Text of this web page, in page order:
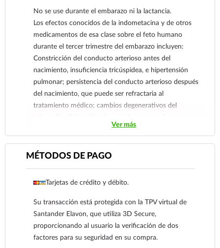
gastrointestinal recurrente. Personas que manejen
maquinaria y/o en padecimientos psiquiátricos,
epilepsia o Parkinson.
Reporte las sospechas de reacción adversa al correo:
farmacovigilancia@cofepris.gob.mx
No se use durante el embarazo ni la lactancia.
Los efectos conocidos de la indometacina y de otros
medicamentos de esa clase sobre el feto humano
durante el tercer trimestre del embarazo incluyen:
Constricción del conducto arterioso antes del
nacimiento, insuficiencia tricúspidea, e hipertensión
pulmonar; persistencia del conducto arterioso después
del nacimiento, que puede ser refractaria al
tratamiento médico; cambios degenerativos del
miocardio, disfunción plaquetaria y sangrado,
hemorragia intracraneal, disfunción o insuficiencia
insuficiencia renal prolongada o permanente,
necrosante. No se use INDOCID® durante el
embarazo.
Madres lactantes: La indometacina es excretada por la
leche materna.
Ver más
MÉTODOS DE PAGO
Tarjetas de crédito y débito.
Su transacción está protegida con la TPV virtual de
Santander Elavon, que utiliza 3D Secure,
proporcionando al usuario la verificación de dos
factores para su seguridad en su compra.